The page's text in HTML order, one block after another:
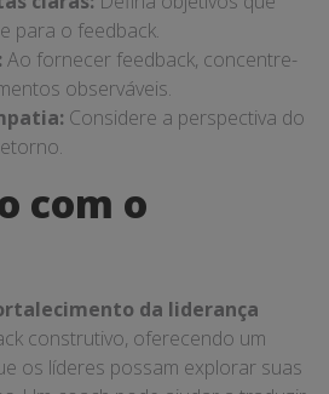
para o feedback.
Ao fornecer feedback, concentre-
observáveis.
Considere a perspectiva do
com o
da liderança
construtivo, oferecendo um
os líderes possam explorar suas